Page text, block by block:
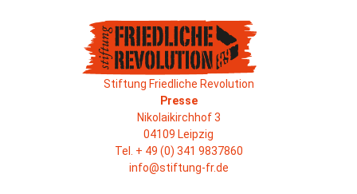
Stiftung Friedliche Revolution
Presse
Nikolaikirchhof 3
04109 Leipzig
Tel. + 49 (0) 341 9837860
info@stiftung-fr.de